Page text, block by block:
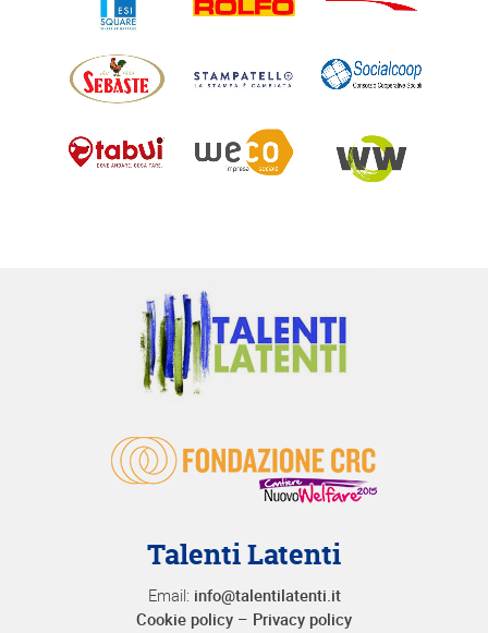
Talenti Latenti
Email: info@talentilatenti.it
Cookie policy – Privacy policy